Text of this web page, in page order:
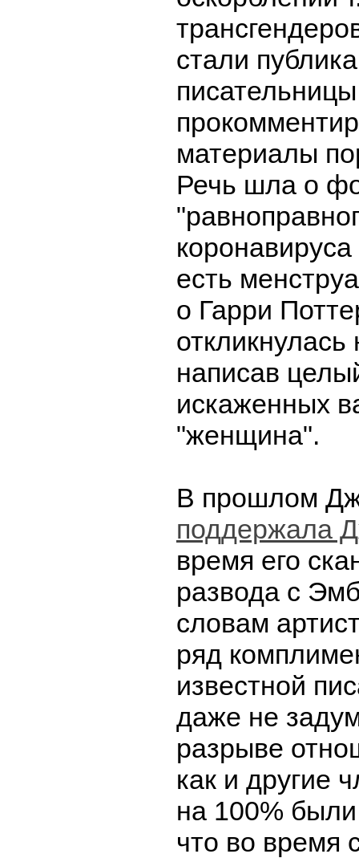
стали
материалы
Речь шла о
коронавируса
есть
о Гарри
откликнулась
написав
искаженных
"женщина".
В прошлом
поддержала
время его
развода с
словам
ряд
известной
даже не
разрыве
как и другие
на 100%
что во время